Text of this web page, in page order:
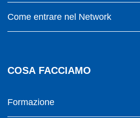
Come entrare nel Network
COSA FACCIAMO
Formazione